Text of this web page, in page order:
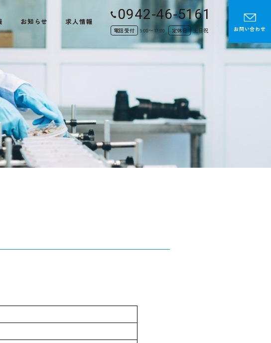
お知らせ 求人情報 0942-46-5161
電話受付 9:00〜17:00 定休日 土日祝 お問い合わせ